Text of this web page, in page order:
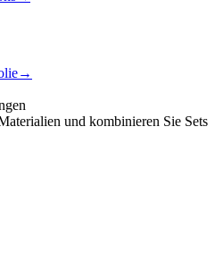
→
und kombinieren Sie Sets